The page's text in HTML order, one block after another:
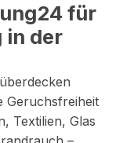
für
in der
Geruchsfreiheit
Textilien, Glas